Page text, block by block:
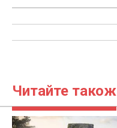
Читайте також